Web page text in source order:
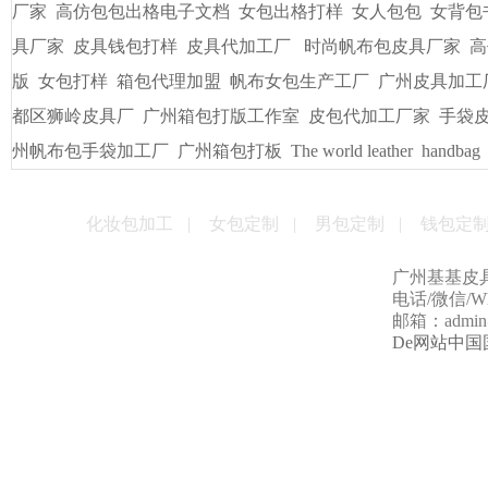
厂家 高仿包包出格电子文档 女包出格打样 女人包包 女背包
具厂家
皮具钱包打样 皮具代加工厂 时尚帆布包皮具厂家
版 女包打样 箱包代理加盟 帆布女包生产工厂 广州皮具加工
都区狮岭皮具厂 广州箱包打版工作室 皮包代加工厂家 手袋
州帆布包手袋加工厂 广州箱包打板 The world leather handbag
化妆包加工 | 女包定制 | 男包定制 | 钱包定
广州基基皮
电话/微信/
邮箱：
De网站中国